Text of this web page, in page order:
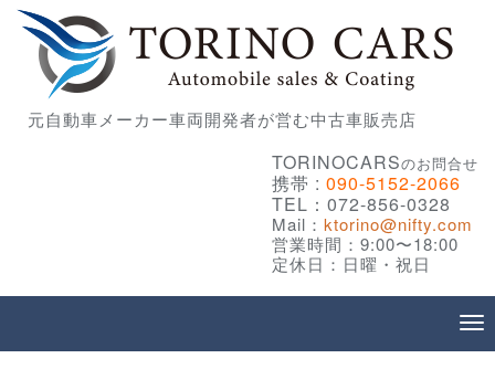
元自動車メーカー車両開発者が営む中古車販売店
TORINOCARSのお問合せ
携帯 : 090-5152-2066
TEL：072-856-0328
Mail： ktorino@nifty.com
営業時間：9:00〜18:00
定休日：日曜・祝日